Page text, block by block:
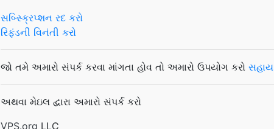
સબ્સ્ક્રિપ્શન રદ કરો
રિફંડની વિનંતી કરો
જો તમે અમારો સંપર્ક કરવા માંગતા હોવ તો અમારો ઉપયોગ કરો સહાય
અથવા મેઇલ દ્વારા અમારો સંપર્ક કરો
VPS.org LLC